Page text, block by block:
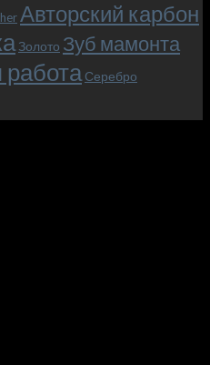
Авторский карбон
Золото Зуб мамонта
работа Серебро